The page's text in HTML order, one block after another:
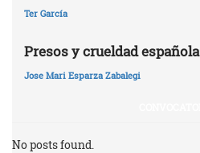
Ter García
Presos y crueldad española
Jose Mari Esparza Zabalegi
No posts found.